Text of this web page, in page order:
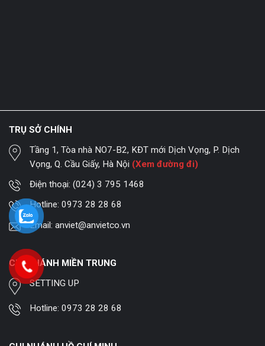
TRỤ SỞ CHÍNH
Tầng 1, Tòa nhà NO7-B2, KĐT mới Dịch Vọng, P. Dịch
Vọng, Q. Cầu Giấy, Hà Nội (Xem đường đi)
Điện thoại:(024) 3 795 1468
Hotline:0973 28 28 68
Email:anviet@anvietco.vn
CHI NHÁNH MIỀN TRUNG
SETTING UP
Hotline:0973 28 28 68